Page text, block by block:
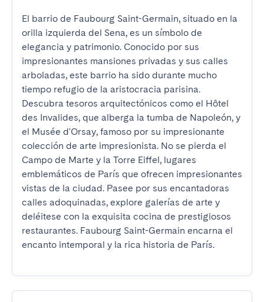
El barrio de Faubourg Saint-Germain, situado en la
orilla izquierda del Sena, es un símbolo de
elegancia y patrimonio. Conocido por sus
impresionantes mansiones privadas y sus calles
arboladas, este barrio ha sido durante mucho
tiempo refugio de la aristocracia parisina.
Descubra tesoros arquitectónicos como el Hôtel
des Invalides, que alberga la tumba de Napoleón, y
el Musée d'Orsay, famoso por su impresionante
colección de arte impresionista. No se pierda el
Campo de Marte y la Torre Eiffel, lugares
emblemáticos de París que ofrecen impresionantes
vistas de la ciudad. Pasee por sus encantadoras
calles adoquinadas, explore galerías de arte y
deléitese con la exquisita cocina de prestigiosos
restaurantes. Faubourg Saint-Germain encarna el
encanto intemporal y la rica historia de París.